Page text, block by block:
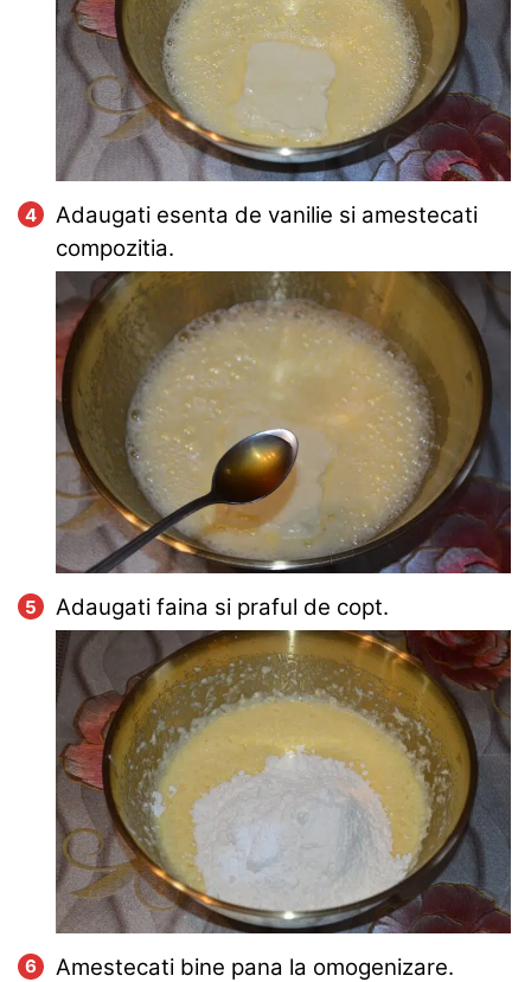
Adaugati esenta de vanilie si amestecati
compozitia.
Adaugati faina si praful de copt.
Amestecati bine pana la omogenizare.